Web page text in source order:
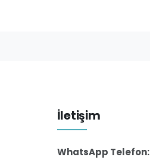
İletişim
WhatsApp Telefon: